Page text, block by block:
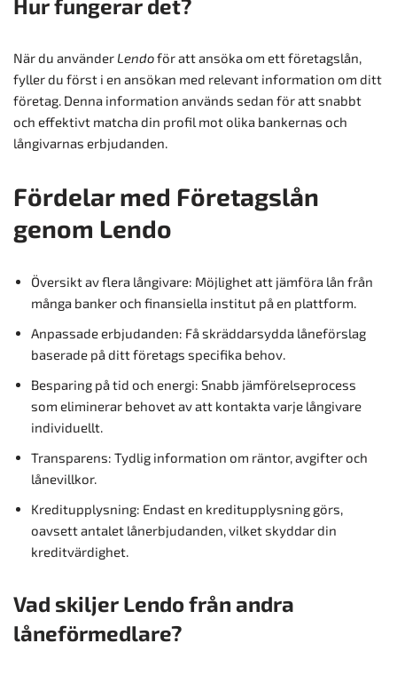
Hur fungerar det?
När du använder Lendoför att ansöka om ett företagslån,
fyller du först i en ansökan med relevant information om ditt
företag. Denna information används sedan för att snabbt
och effektivt matcha din profil mot olika bankernas och
långivarnas erbjudanden.
Fördelar med Företagslån
genom Lendo
Översikt av flera långivare: Möjlighet att jämföra lån från
många banker och finansiella institut på en plattform.
Anpassade erbjudanden: Få skräddarsydda låneförslag
baserade på ditt företags specifika behov.
Besparing på tid och energi: Snabb jämförelseprocess
som eliminerar behovet av att kontakta varje långivare
individuellt.
Transparens: Tydlig information om räntor, avgifter och
lånevillkor.
Kreditupplysning: Endast en kreditupplysning görs,
oavsett antalet lånerbjudanden, vilket skyddar din
kreditvärdighet.
Vad skiljer Lendo från andra
låneförmedlare?